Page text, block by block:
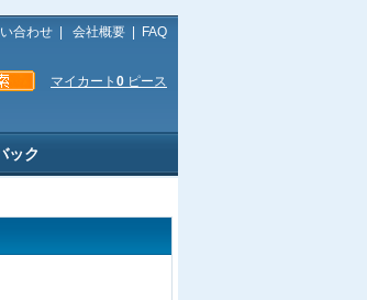
合わせ 会社概要 FAQ
マイカート 0 ピース
ック